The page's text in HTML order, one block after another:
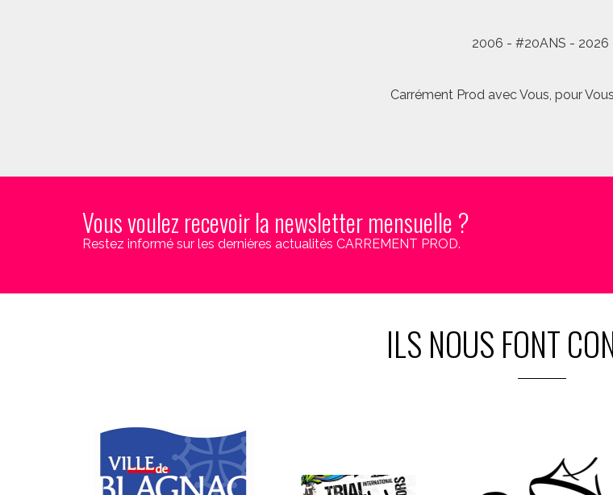
2006 - #20ANS - 2026
Carrément Prod avec Vous, pour
Vous voulez recevoir la newsletter mensuelle ?
Restez informé sur les dernières actualités CARREMENT PROD.
ILS NOUS FONT